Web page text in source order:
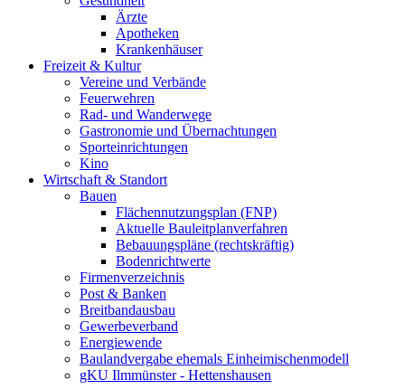
Ärzte
Apotheken
Krankenhäuser
Freizeit & Kultur
Vereine und Verbände
Feuerwehren
Rad- und Wanderwege
Gastronomie und Übernachtungen
Sporteinrichtungen
Kino
Wirtschaft & Standort
Bauen
Flächennutzungsplan (FNP)
Aktuelle Bauleitplanverfahren
Bebauungspläne (rechtskräftig)
Bodenrichtwerte
Firmenverzeichnis
Post & Banken
Breitbandausbau
Gewerbeverband
Energiewende
Baulandvergabe ehemals Einheimischenmodell
gKU Ilmmünster - Hettenshausen